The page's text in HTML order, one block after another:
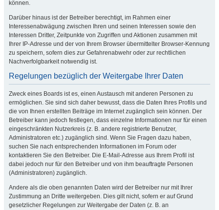
können.
Darüber hinaus ist der Betreiber berechtigt, im Rahmen einer
Interessenabwägung zwischen Ihren und seinen Interessen sowie den
Interessen Dritter, Zeitpunkte von Zugriffen und Aktionen zusammen mit
Ihrer IP-Adresse und der von Ihrem Browser übermittelter Browser-Kennung
zu speichern, sofern dies zur Gefahrenabwehr oder zur rechtlichen
Nachverfolgbarkeit notwendig ist.
Regelungen bezüglich der Weitergabe Ihrer Daten
Zweck eines Boards ist es, einen Austausch mit anderen Personen zu
ermöglichen. Sie sind sich daher bewusst, dass die Daten Ihres Profils und
die von Ihnen erstellten Beiträge im Internet zugänglich sein können. Der
Betreiber kann jedoch festlegen, dass einzelne Informationen nur für einen
eingeschränkten Nutzerkreis (z. B. andere registrierte Benutzer,
Administratoren etc.) zugänglich sind. Wenn Sie Fragen dazu haben,
suchen Sie nach entsprechenden Informationen im Forum oder
kontaktieren Sie den Betreiber. Die E-Mail-Adresse aus Ihrem Profil ist
dabei jedoch nur für den Betreiber und von ihm beauftragte Personen
(Administratoren) zugänglich.
Andere als die oben genannten Daten wird der Betreiber nur mit Ihrer
Zustimmung an Dritte weitergeben. Dies gilt nicht, sofern er auf Grund
gesetzlicher Regelungen zur Weitergabe der Daten (z. B. an